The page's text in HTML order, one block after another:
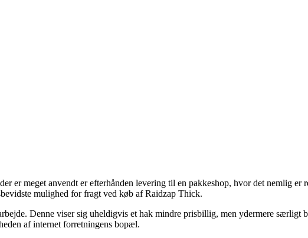
er meget anvendt er efterhånden levering til en pakkeshop, hvor det nemlig er
mulighed for fragt ved køb af Raidzap Thick.
Denne viser sig uheldigvis et hak mindre prisbillig, men ydermere særligt
af internet forretningens bopæl.